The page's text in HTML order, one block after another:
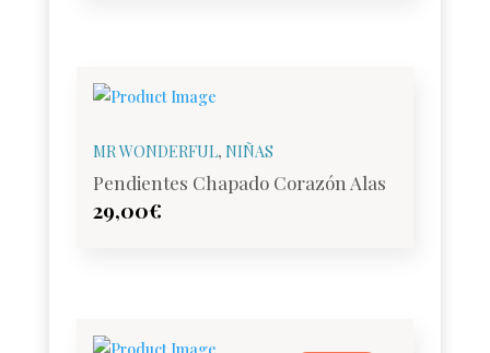
MR WONDERFUL, NIÑAS
Pendientes Chapado Corazón Alas
29,00€